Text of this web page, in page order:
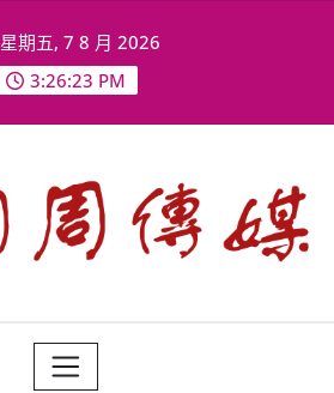
星期五, 7 8 月 2026
3:26:24 PM